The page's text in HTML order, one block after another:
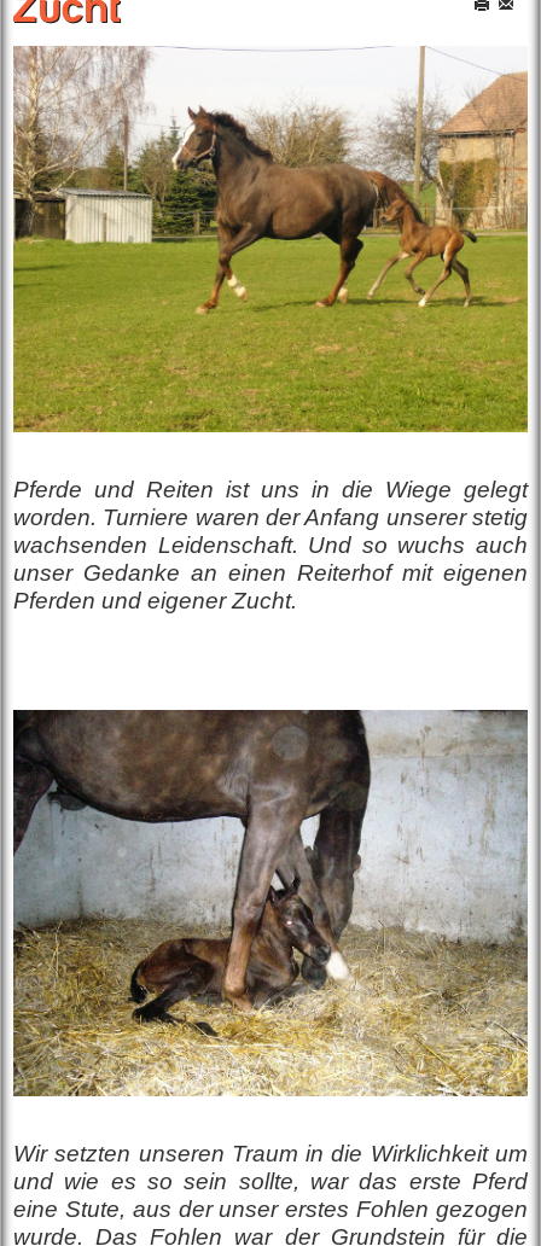
Pferde und Reiten ist uns in die Wiege gelegt
worden. Turniere waren der Anfang unserer stetig
wachsenden Leidenschaft. Und so wuchs auch
unser Gedanke an einen Reiterhof mit eigenen
Pferden und eigener Zucht.
Wir setzten unseren Traum in die Wirklichkeit um
und wie es so sein sollte, war das erste Pferd
eine Stute, aus der unser erstes Fohlen gezogen
wurde. Das Fohlen war der Grundstein für die